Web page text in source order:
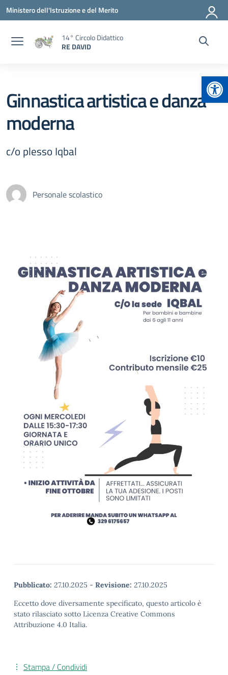
Vai ai contenuti
Vai al menu di navigazione
Vai al footer
Ministero dell'Istruzione e del Merito
14° Circolo Didattico
RE DAVID
Ginnastica artistica e danza
moderna
c/o plesso Iqbal
Personale scolastico
Pubblicato: 27.10.2025 - Revisione: 27.10.2025
Eccetto dove diversamente specificato, questo articolo è
stato rilasciato sotto Licenza Creative Commons
Attribuzione 4.0 Italia.
Stampa / Condividi